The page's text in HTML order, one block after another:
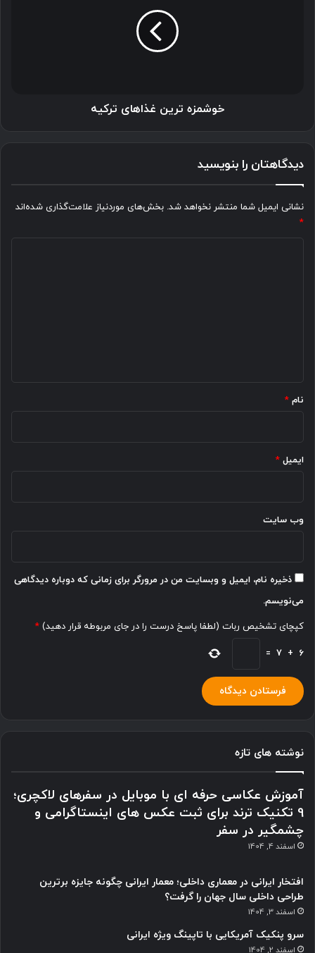
خوشمزه ترین غذاهای ترکیه
دیدگاهتان را بنویسید
نشانی ایمیل شما منتشر نخواهد شد. بخش‌های موردنیاز علامت‌گذاری شده‌اند
*
نام *
ایمیل *
وب‌ سایت
ذخیره نام، ایمیل و وبسایت من در مرورگر برای زمانی که دوباره دیدگاهی
می‌نویسم.
کپچای تشخیص ربات (لطفا پاسخ درست را در جای مربوطه قرار دهید) *
6
+
7
=
نوشته های تازه
آموزش عکاسی حرفه ای با موبایل در سفرهای لاکچری؛
9 تکنیک ترند برای ثبت عکس های اینستاگرامی و
چشمگیر در سفر
اسفند 4, 1404
افتخار ایرانی در معماری داخلی؛ معمار ایرانی چگونه جایزه برترین
طراحی داخلی سال جهان را گرفت؟
اسفند 3, 1404
سرو پنکیک آمریکایی با تاپینگ ویژه ایرانی
اسفند 2, 1404